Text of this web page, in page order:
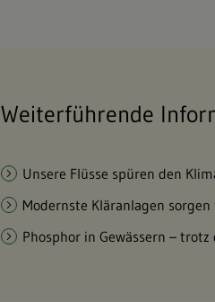
Weiterführende
Unsere Flüsse spüren den
Modernste Kläranlagen
Phosphor in Gewässern –